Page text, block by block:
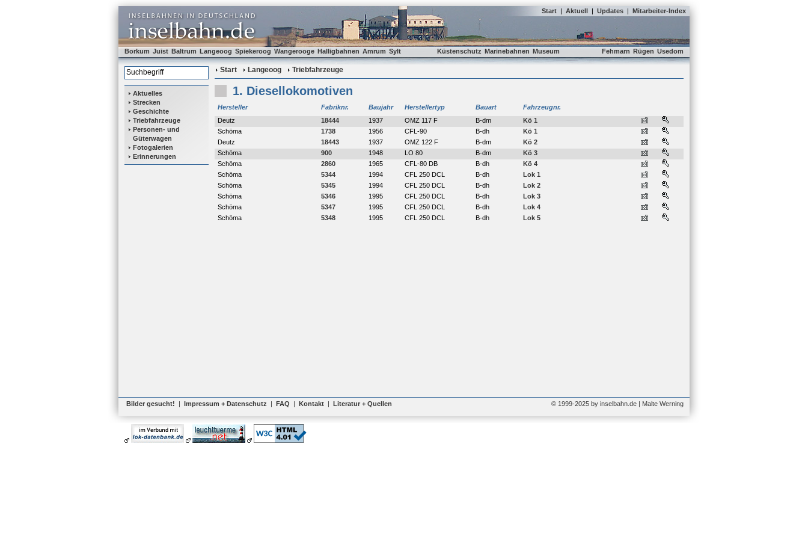
Start | Aktuell | Updates | Mitarbeiter-Index
Borkum Juist Baltrum Langeoog Spiekeroog Wangerooge Halligbahnen Amrum Sylt Küstenschutz Marinebahnen Museum Fehmarn Rügen Usedom
Aktuelles
Strecken
Geschichte
Triebfahrzeuge
Personen- und
Güterwagen
Fotogalerien
Erinnerungen
Start Langeoog Triebfahrzeuge
1. Diesellokomotiven
Hersteller Fabriknr. Baujahr Herstellertyp Bauart
Fahrzeugnr.
Deutz
18444 1937 OMZ 117 F B-dm
Kö 1
Schöma
1738 1956 CFL-90 B-dh
Kö 1
Deutz
18443 1937 OMZ 122 F B-dm
Kö 2
Schöma
900 1948 LO 80 B-dm
Kö 3
Schöma
2860 1965 CFL-80 DB B-dh
Kö 4
Schöma
5344 1994 CFL 250 DCL B-dh
Lok 1
Schöma
5345 1994 CFL 250 DCL B-dh
Lok 2
Schöma
5346 1995 CFL 250 DCL B-dh
Lok 3
Schöma
5347 1995 CFL 250 DCL B-dh
Lok 4
Schöma
5348 1995 CFL 250 DCL B-dh Lok 5
Bilder gesucht! | Impressum + Datenschutz | FAQ | Kontakt | Literatur + Quellen © 1999-2025 by inselbahn.de | Malte Werning